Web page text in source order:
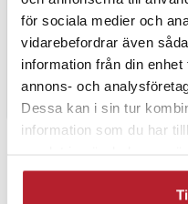
för sociala medier och
vidarebefordrar även
information från din
annons- och
Dessa kan i sin tur
information som du har